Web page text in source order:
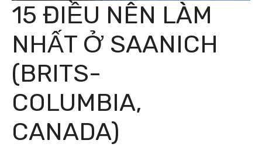
15 ĐIỀU NÊN LÀM
NHẤT Ở SAANICH
(BRITS-
COLUMBIA,
CANADA)